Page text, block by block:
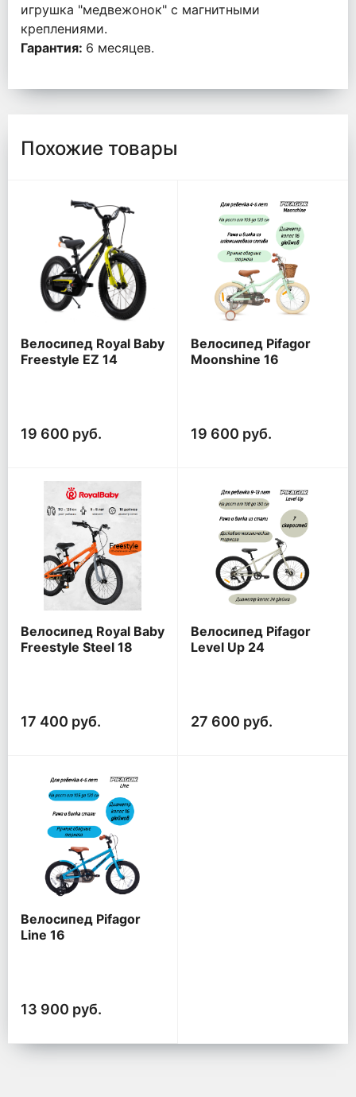
игрушка "медвежонок" с магнитными
креплениями.
Гарантия: 6 месяцев.
Похожие товары
Велосипед Royal Baby
Freestyle EZ 14
19 600 руб.
Велосипед Pifagor
Moonshine 16
19 600 руб.
Велосипед Royal Baby
Freestyle Steel 18
17 400 руб.
Велосипед Pifagor
Level Up 24
27 600 руб.
Велосипед Pifagor
Line 16
13 900 руб.